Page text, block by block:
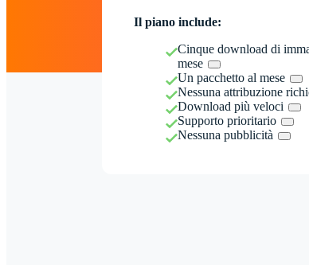
Il piano include:
Cinque download di
mese
Un pacchetto al mese
Nessuna attribuzione
Download più veloci
Supporto prioritario
Nessuna pubblicità